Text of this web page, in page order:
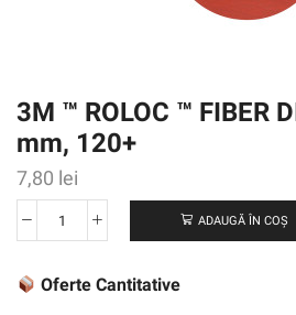
3M ™ ROLOC ™ FIBER
mm, 120+
7,80 lei
Cantitate
™
ADAUGĂ ÎN COȘ
Oferte Cantitative